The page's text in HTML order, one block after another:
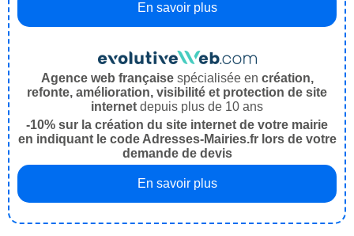
En savoir plus
Agence web françaisespécialisée en création,
refonte, amélioration, visibilité et protection de site
internet depuis plus de 10 ans
-10% sur la création du site internet de votre mairie
en indiquant le code Adresses-Mairies.fr lors de votre
demande de devis
En savoir plus